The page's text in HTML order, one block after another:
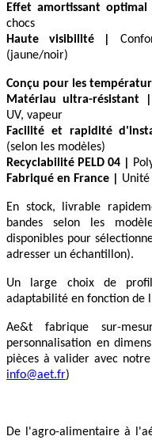
Effet amortissant optimal
chocs
Haute visibilité
(jaune/noir)
Conçu pour les
Matériau ultra-résistant
UV, vapeur
Facilité et rapidité
(selon les modèles)
Recyclabilité PELD 04 |
Fabriqué en France | Unité
En stock, livrable
bandes selon les
disponibles pour
adresser un échantillon).
Un large choix de
adaptabilité en fonction de
Ae&t fabrique sur-
personnalisation en
pièces à valider avec
info@aet.fr)
De l'agro-alimentaire à